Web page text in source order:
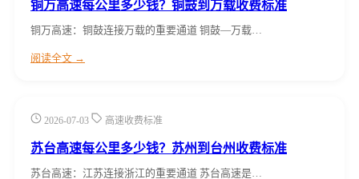
铜万高速每公里多少钱？铜鼓到万载收费标准
铜万高速：铜鼓连接万载的重要通道 铜鼓—万载…
阅读全文 →
2026-07-03 高速收费标准
苏台高速每公里多少钱？苏州到台州收费标准
苏台高速：江苏连接浙江的重要通道 苏台高速是…